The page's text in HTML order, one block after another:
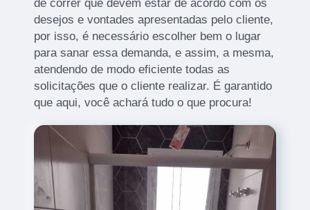
de correr que devem estar de acordo com os
desejos e vontades apresentadas pelo cliente,
por isso, é necessário escolher bem o lugar
para sanar essa demanda, e assim, a mesma,
atendendo de modo eficiente todas as
solicitações que o cliente realizar. É garantido
que aqui, você achará tudo o que procura!